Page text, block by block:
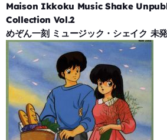
Maison Ikkoku Music Shake
Collection Vol.2
めぞん一刻 ミュージック・シェイク 未